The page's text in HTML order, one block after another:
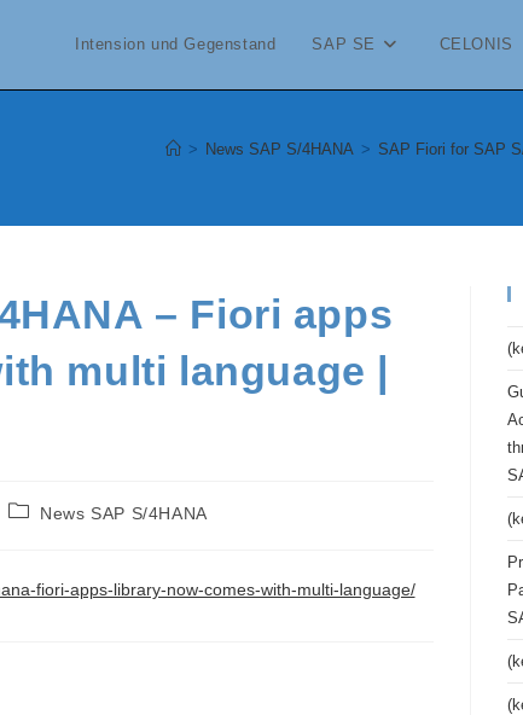
Intension und Gegenstand SAP SE CELONIS
> News SAP S/4HANA > SAP Fiori for SAP
– Fiori apps
multi language |
Beitrags-
News SAP S/4HANA
fiori-apps-library-now-comes-with-multi-language/